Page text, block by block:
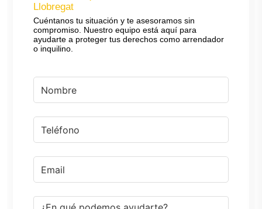
Llobregat
Cuéntanos tu situación y te asesoramos sin
compromiso. Nuestro equipo está aquí para
ayudarte a proteger tus derechos como arrendador
o inquilino.